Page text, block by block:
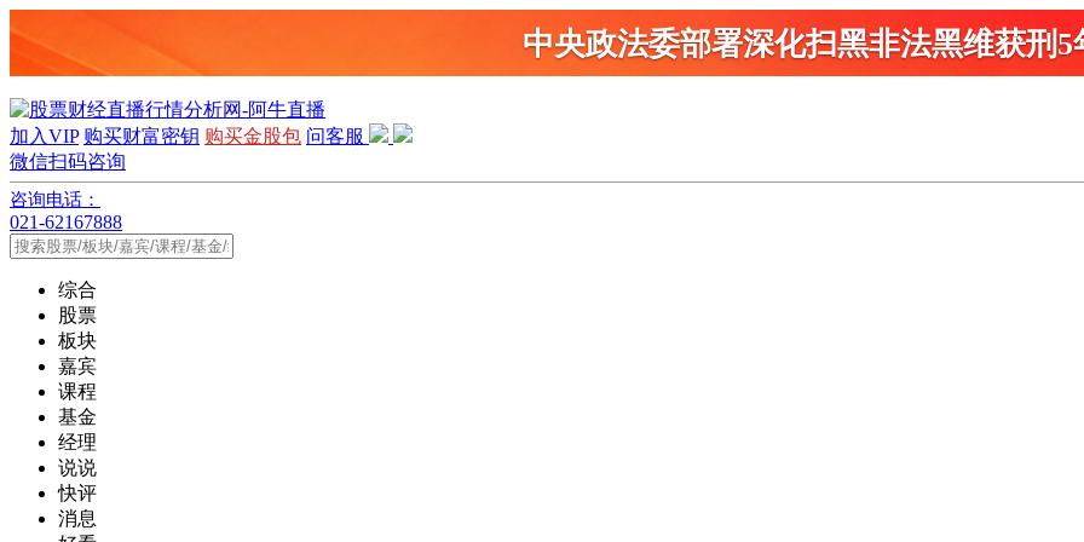
中央政法委部署深化扫黑非法黑维获刑5
加入VIP 购买财富密钥 购买金股包 问客服
微信扫码咨询
咨询电话：
021-62167888
综合
股票
板块
嘉宾
课程
基金
经理
说说
快评
消息